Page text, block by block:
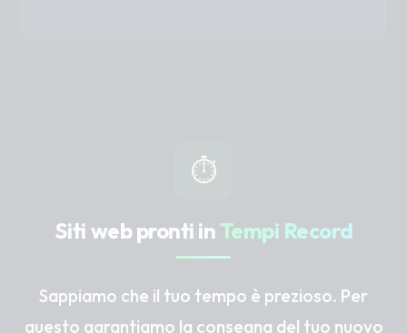
⏱️
Siti web pronti in Tempi Record
Sappiamo che il tuo tempo è prezioso. Per
questo garantiamo la consegna del tuo nuovo